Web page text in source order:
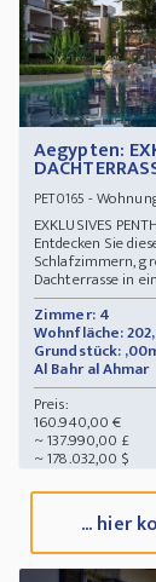
Aegypten:
PET0165 -
EXKLUSIVES
Entdecken Sie
Schlafzimmern,
Dachterrasse in
Zimmer: 4
Wohnfläche:
Grundstück:
Al Bahr al Ahmar
Preis:
160.940,00 €
~ 137.990,00 £
~ 178.032,00 $
... hier